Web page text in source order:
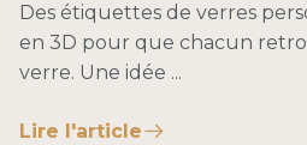
Des étiquettes de verres
en 3D pour que chacun
verre. Une idée ...
Lire l'article